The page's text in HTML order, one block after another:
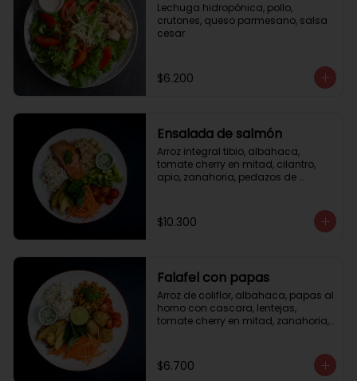
Lechuga hidropónica, pollo,
crutones, queso parmesano, salsa
cesar
$6.200
Ensalada de salmón
Arroz integral tibio, albahaca,
tomate cherry en mitad, cilantro,
apio, zanahoria, pedazos de
verde, limón.
$10.300
Falafel con papas
Arroz de coliflor, albahaca, papas al
horno con cascara, lentejas,
tomate cherry en mitad, zanahoria,
$6.700